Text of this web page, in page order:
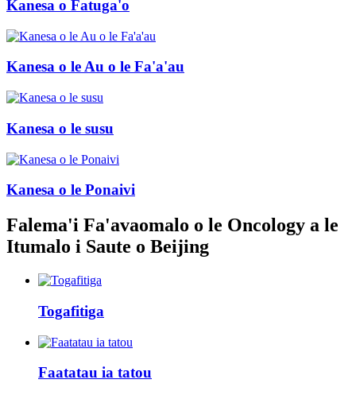
Kanesa o Fatuga'o
Kanesa o le Au o le Fa'a'au
Kanesa o le susu
Kanesa o le Ponaivi
Falema'i Fa'avaomalo o le Oncology a le
Itumalo i Saute o Beijing
Togafitiga
Faatatau ia tatou